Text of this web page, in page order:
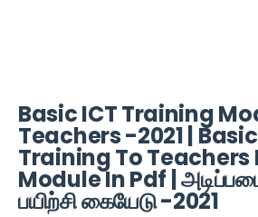
Basic ICT Training
Teachers -2021 |
Training To
Module In Pdf |
பயிற்சி கையேடு -2021